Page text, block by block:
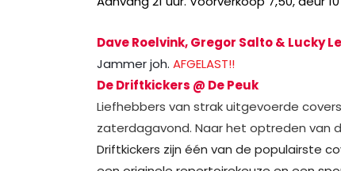
Dave Roelvink, Gregor Salto & Lucky
Jammer joh. AFGELAST!!
De Driftkickers @ De Peuk
Liefhebbers van strak uitgevoerde
zaterdagavond. Naar het optreden van
Driftkickers zijn één van de populairste